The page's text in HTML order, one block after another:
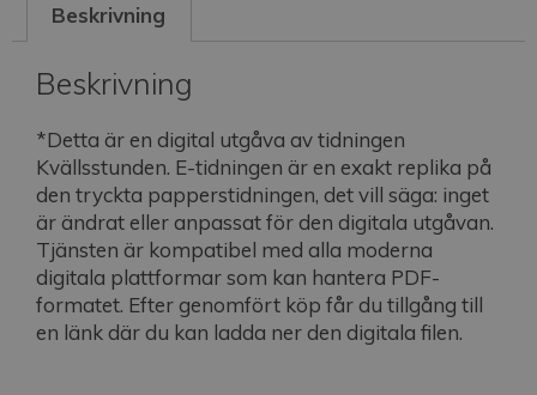
i
Beskrivning
Beskrivning
*Detta är en digital utgåva av tidningen
Kvällsstunden. E-tidningen är en exakt replika på
den tryckta papperstidningen, det vill säga: inget
är ändrat eller anpassat för den digitala utgåvan.
Tjänsten är kompatibel med alla moderna
digitala plattformar som kan hantera PDF-
formatet. Efter genomfört köp får du tillgång till
en länk där du kan ladda ner den digitala filen.